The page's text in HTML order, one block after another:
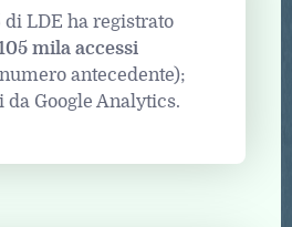
di LDE ha registrato
mila accessi
antecedente);
Google Analytics.